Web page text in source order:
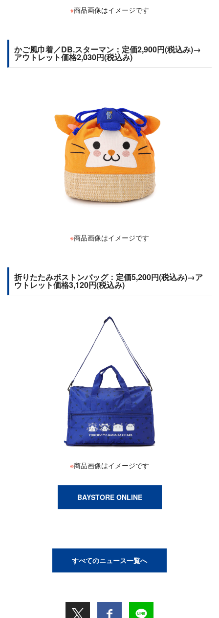
※商品画像はイメージです
かご風巾着／DB.スターマン：定価2,900円(税込み)→
アウトレット価格2,030円(税込み)
※商品画像はイメージです
折りたたみボストンバッグ：定価5,200円(税込み)→ア
ウトレット価格3,120円(税込み)
※商品画像はイメージです
BAYSTORE ONLINE
すべてのニュース一覧へ